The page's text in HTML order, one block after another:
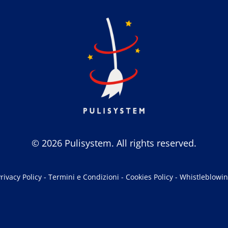
© 2026 Pulisystem. All rights reserved.
Policy- Termini e Condizioni - Cookies Policy-